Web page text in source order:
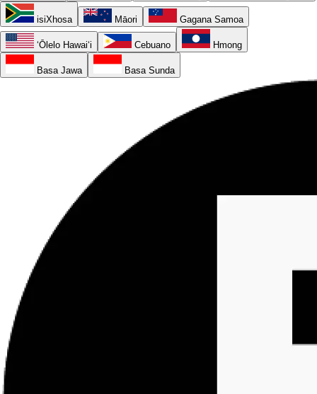
isiXhosa Māori Gagana Samoa
ʻŌlelo Hawaiʻi Cebuano Hmong
Basa Jawa Basa Sunda